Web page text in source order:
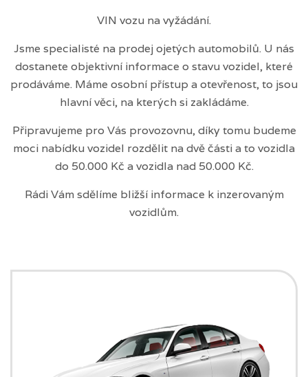
VIN vozu na vyžádání.
Jsme specialisté na prodej ojetých automobilů. U nás
dostanete objektivní informace o stavu vozidel, které
prodáváme. Máme osobní přístup a otevřenost, to jsou
hlavní věci, na kterých si zakládáme.
Připravujeme pro Vás provozovnu, díky tomu budeme
moci nabídku vozidel rozdělit na dvě části a to vozidla
do 50.000 Kč a vozidla nad 50.000 Kč.
Rádi Vám sdělíme bližší informace k inzerovaným
vozidlům.